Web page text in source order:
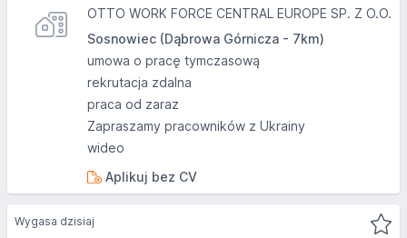
OTTO WORK FORCE CENTRAL EUROPE SP. Z O.O.
Sosnowiec (Dąbrowa Górnicza - 7km)
umowa o pracę tymczasową
rekrutacja zdalna
praca od zaraz
Zapraszamy pracowników z Ukrainy
wideo
Aplikuj bez CV
Wygasa dzisiaj